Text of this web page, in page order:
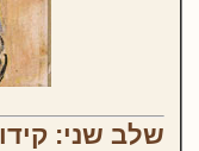
שלב שני: